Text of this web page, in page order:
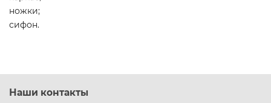
ножки;
сифон.
Наши контакты